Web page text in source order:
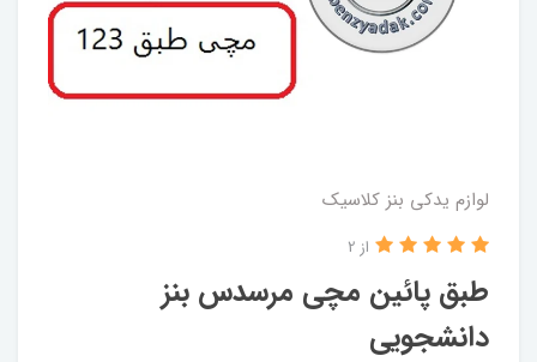
لوازم یدکی بنز کلاسیک
طبق پائین مچی مرسدس بنز
دانشجویی
از 2